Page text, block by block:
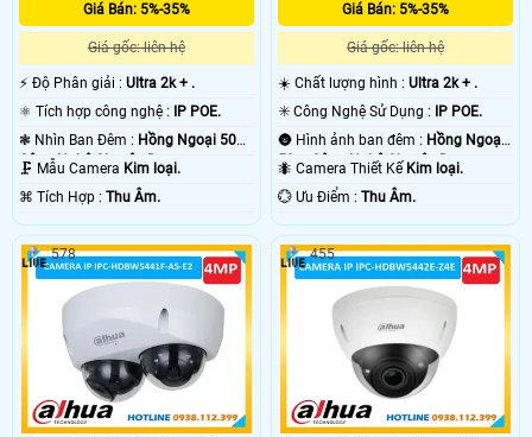
Giá Bán: 5%-35%
Giá gốc: liên hệ
️⚡ Độ Phân giải : Ultra 2k + .
⚛️ Tích hợp công nghệ :
IP POE.
❃ Nhìn Ban Đêm : Hồng Ngoại 50m
Công Nghệ Chuyên Dụng.
🗜️ Mẫu Camera Kim loại.
️⌘ Tích Hợp : Thu Âm.
Giá Bán: 5%-35%
Giá gốc: liên hệ
☀️ Chất lượng hình :Ultra 2k + .
✳️ Công Nghệ Sử Dụng :
IP POE.
🌚 Hình ảnh ban đêm : Hồng Ngoại
50m Công Nghệ Chuyên Dụng.
🐜 Camera Thiết Kế Kim loại.
️💮 Ưu Điểm :Thu Âm.
578 455